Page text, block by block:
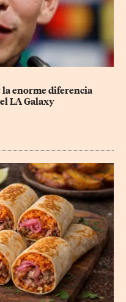
la enorme diferencia
LA Galaxy